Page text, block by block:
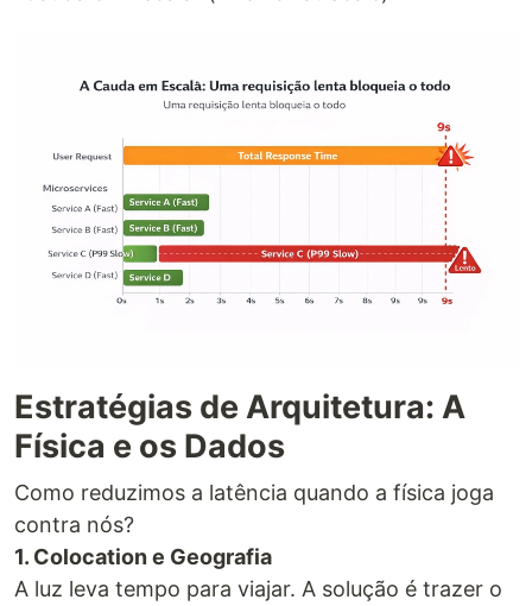
Estratégias de Arquitetura: A
Física e os Dados
Como reduzimos a latência quando a física joga
contra nós?
1. Colocation e Geografia
A luz leva tempo para viajar. A solução é trazer o